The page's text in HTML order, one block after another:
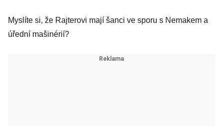
Myslíte si, že Rajterovi mají šanci ve sporu s Nemakem a
úřední mašinérií?